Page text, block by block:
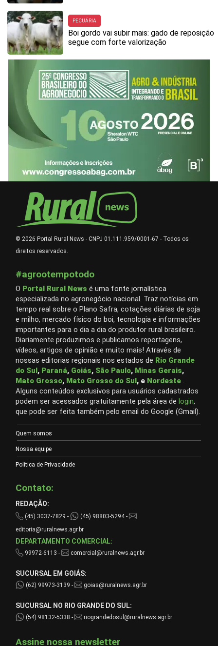
PECUÁRIA
Boi gordo vai subir mais: gado de reposição
segue com forte valorização
© 2026 Portal Rural News - CNPJ 01.111.959/0001-67 - Todos os
direitos reservados.
#agrootempotodo
O Portal Rural News é uma fonte jornalística
especializada no agronegócio nacional. Traz notícias em
tempo real sobre o Plano Safra, cotações diárias de soja
e milho, mercado físico do boi, tecnologia e informações
importantes para o dia a dia do produtor rural brasileiro.
Diariamente produzimos e publicamos reportagens,
vídeos, artigos de opinião e muito mais! Através de
nossas editorias regionais nos estados de Rio Grande
do Sul , Paraná, Goiás, São Paulo, Minas Gerais,
Mato Grosso, Mato Grosso do Sul , e Nordeste .
Alguns conteúdos exclusivos para usuários cadastrados
podem ser acessados gratuitamente pela área de login,
que pode ser feita também pelo email do Google (Gmail).
Quem somos
Nossa equipe
Política de Privacidade
Contato:
REDAÇÃO:
(45) 3037-7829 -
(45) 98803-5294 -
editoria@ruralnews.agr.br
DEPARTAMENTO COMERCIAL:
99972-6113 - comercial@ruralnews.agr.br
SUCURSAL EM GOIÁS:
(62) 99973-3139 - goias@ruralnews.agr.br
SUCURSAL NO RIO GRANDE DO SUL:
(54) 98132-5338 - riograndedosul@ruralnews.agr.br
Assine nossa newsletter